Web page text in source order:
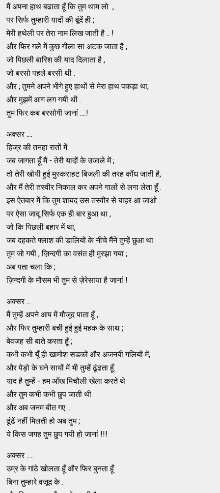
मैं अपना हाथ बढाता हूँ कि तुम थाम लो ,
पर सिर्फ तुम्हारी यादों की बूंदें ही ;
मेरी हथेली पर तेरा नाम लिख जाती है .. !
और फिर गले में कुछ गीला सा अटक जाता है ;
जो पिछली बारिश की याद दिलाता है ,
जो बरसो पहले बरसी थी .
और ; तुमने अपने भीगे हुए हाथों से मेरा हाथ पकड़ा था;
और मुझमें आग लग गयी थी .
तुम फिर कब बरसोगी जानां ....!
अक्सर ....
हिज्र की तनहा रातों में
जब जागता हूँ मैं - तेरी यादों के उजाले में ;
तो तेरी खोयी हुई मुस्कराहट बिजली की तरह कौंध जाती है,
और मैं तेरी तस्वीर निकाल कर अपने गालों से लगा लेता हूँ .
इस ऐतबार में कि तुम शायद उस तस्वीर से बाहर आ जाओ .
पर ऐसा जादू सिर्फ एक ही बार हुआ था ,
जो कि पिछली बहार में था,
जब दहकते फ्लाश की डालियों के नीचे मैंने तुम्हें छुआ था.
तुम जो गयी , ज़िन्दगी का वसंत ही मुरझा गया ;
अब पता चला कि ;
ज़िन्दगी के मौसम भी तुम से ज़ेरेसाया है जानां !
अक्सर ...
मैं तुम्हें अपने आप में मौजूद पाता हूँ ,
और फिर तुम्हारी बची हुई हुई महक के साथ ;
बेवजह सी बाते करता हूँ ;
कभी कभी यूँ ही खामोश सडकों और अजनबी गलियों में,
और पेड़ो के घने सायों में भी तुम्हें ढूंढता हूँ.
याद है तुम्हें - हम आँख मिचौली खेला करते थे
और तुम कभी कभी छुप जाती थी
और अब जनम बीत गए ..
ढूंढें नहीं मिलती हो अब तुम ;
ये किस जगह तुम छुप गयी हो जानां !!!
अक्सर .....
उम्र के गांठे खोलता हूँ और फिर बुनता हूँ
बिना तुम्हारे वजूद के .